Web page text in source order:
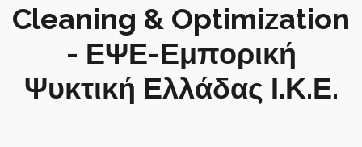
Cleaning & Optimization
- ΕΨΕ-Εμπορική
Ψυκτική Ελλάδας Ι.Κ.Ε.